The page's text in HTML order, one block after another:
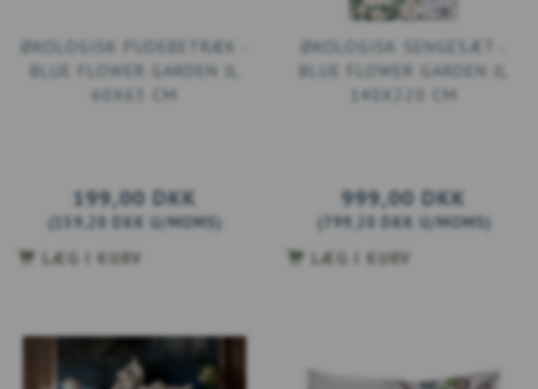
ØKOLOGISK PUDEBETRÆK -
BLUE FLOWER GARDEN JL
60X63 CM
199,00 DKK
( 159,20 DKK U/MOMS)
LÆG I KURV
ØKOLOGISK SENGESÆT -
BLUE FLOWER GARDEN JL
140X220 CM
999,00 DKK
799,20 DKK U/MOMS)
LÆG I KURV